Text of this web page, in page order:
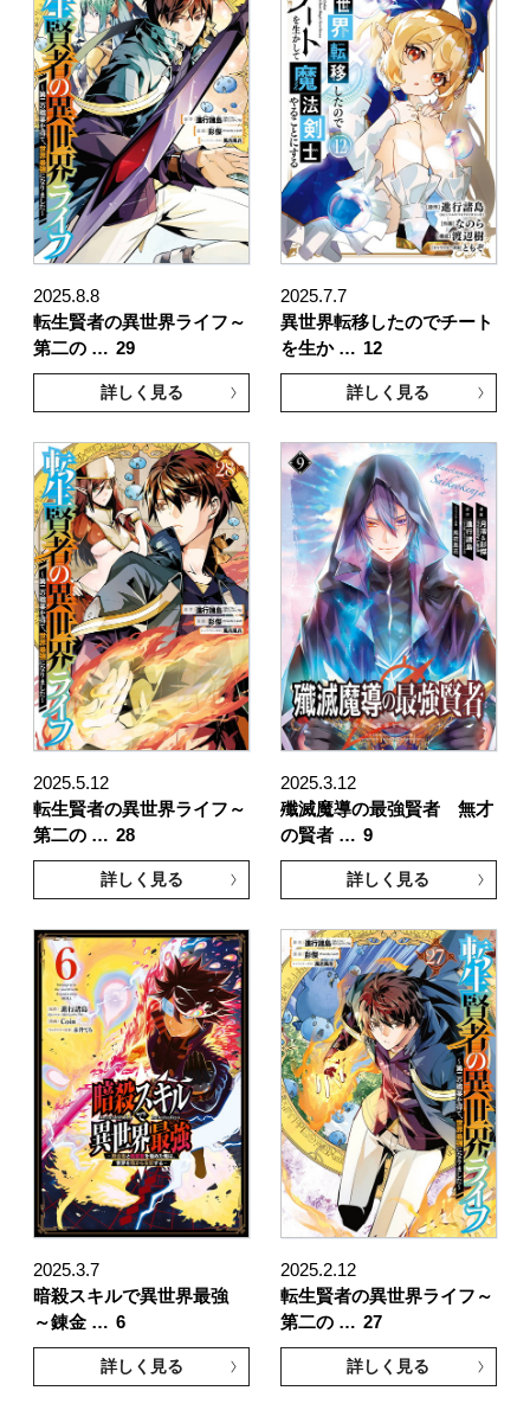
2025.8.8
転生賢者の異世界ライフ～
第二の … 29
詳しく見る
2025.7.7
異世界転移したのでチート
を生か … 12
詳しく見る
2025.5.12
転生賢者の異世界ライフ～
第二の … 28
詳しく見る
2025.3.12
殲滅魔導の最強賢者 無才
の賢者 … 9
詳しく見る
2025.3.7
暗殺スキルで異世界最強
～錬金 … 6
詳しく見る
2025.2.12
転生賢者の異世界ライフ～
第二の … 27
詳しく見る